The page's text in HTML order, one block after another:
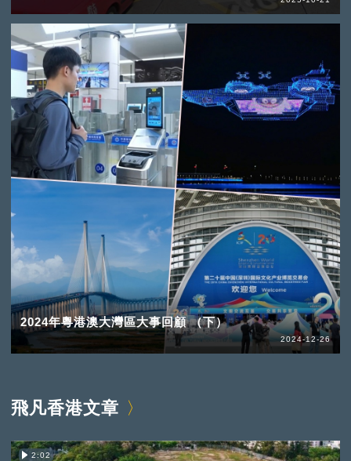
2024年粵港澳大灣區大事回顧 （下）
2024-12-26
飛凡香港文章
2:02